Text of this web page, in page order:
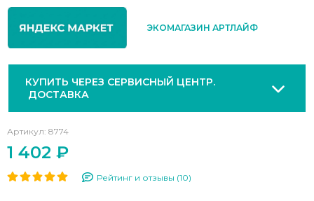
ЭКОМАГАЗИН АРТЛАЙФ
КУПИТЬ ЧЕРЕЗ СЕРВИСНЫЙ ЦЕНТР.
ДОСТАВКА
Артикул: 8774
1 402 ₽
Рейтинг и отзывы (10)